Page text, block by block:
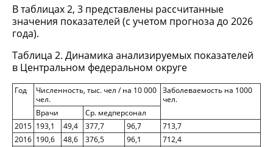
В таблицах 2, 3 представлены рассчитанные
значения показателей (с учетом прогноза до 2026
года).
Таблица 2. Динамика анализируемых показателей
в Центральном федеральном округе
Год
Численность, тыс. чел / на 10 000
чел.
Заболеваемость на 1000
чел.
Врачи
Ср. медперсонал
2015 193,1 49,4 377,7 96,7
713,7
2016 190,6 48,6 376,5 96,1
712,4